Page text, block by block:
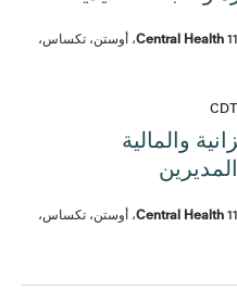
Central Health1111 East Cesar Chavez Street، أوستن، تكساس،
والمالية
CDT
Central Health1111 East Cesar Chavez Street، أوستن، تكساس،